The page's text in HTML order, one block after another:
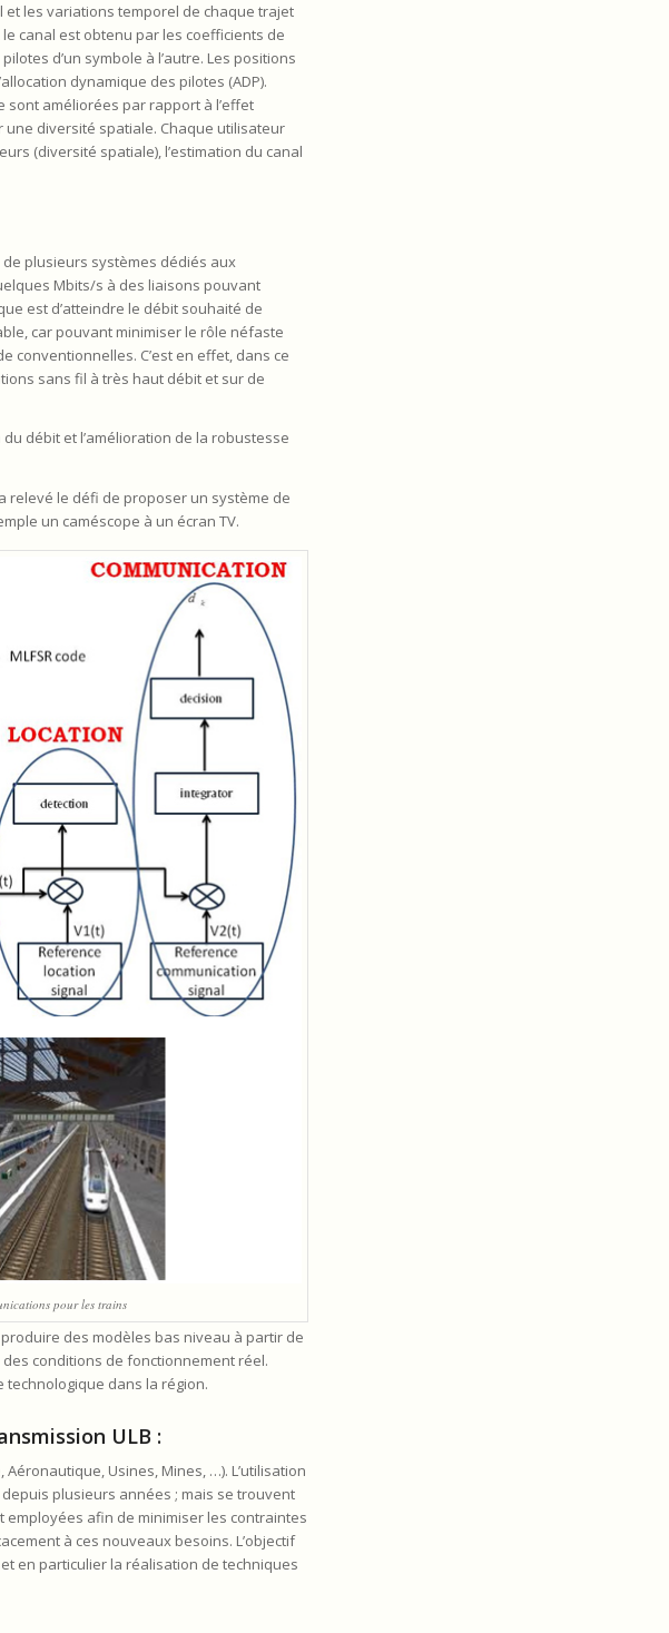
et les variations temporel de chaque trajet
canal est obtenu par les coefficients de
d’un symbole à l’autre. Les positions
dynamique des pilotes (ADP).
sont améliorées par rapport à l’effet
une diversité spatiale. Chaque utilisateur
(diversité spatiale), l’estimation du canal
plusieurs systèmes dédiés aux
Mbits/s à des liaisons pouvant
est d’atteindre le débit souhaité de
car pouvant minimiser le rôle néfaste
conventionnelles. C’est en effet, dans ce
sans fil à très haut débit et sur de
débit et l’amélioration de la robustesse
relevé le défi de proposer un système de
un caméscope à un écran TV.
pour les trains
des modèles bas niveau à partir de
conditions de fonctionnement réel.
dans la région.
ULB :
Usines, Mines, …). L’utilisation
plusieurs années ; mais se trouvent
afin de minimiser les contraintes
à ces nouveaux besoins. L’objectif
en particulier la réalisation de techniques